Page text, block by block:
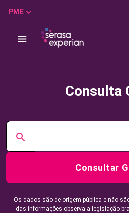
PME
Consulta
Consultar
Os dados são de origem pública e não
das informações observa a legislação